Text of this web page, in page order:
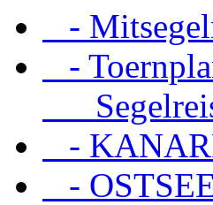
-
-
-
-